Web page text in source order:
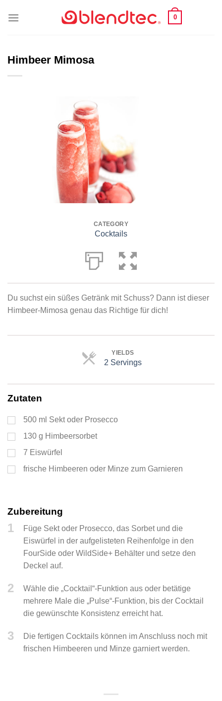
0
Himbeer Mimosa
CATEGORY
Cocktails
Du suchst ein süßes Getränk mit Schuss? Dann ist dieser
Himbeer-Mimosa genau das Richtige für dich!
YIELDS
2 Servings
Zutaten
500 ml Sekt oder Prosecco
130 g Himbeersorbet
7 Eiswürfel
frische Himbeeren oder Minze zum Garnieren
Zubereitung
1
Füge Sekt oder Prosecco, das Sorbet und die
Eiswürfel in der aufgelisteten Reihenfolge in den
FourSide oder WildSide+ Behälter und setze den
Deckel auf.
2
Wähle die „Cocktail“-Funktion aus oder betätige
mehrere Male die „Pulse“-Funktion, bis der Cocktail
die gewünschte Konsistenz erreicht hat.
3
Die fertigen Cocktails können im Anschluss noch mit
frischen Himbeeren und Minze garniert werden.